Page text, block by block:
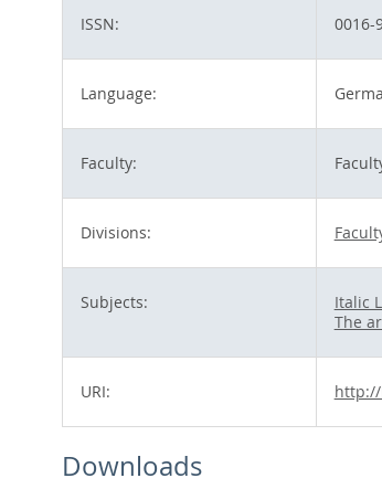
ISSN: 0016-
Language:
Faculty:
Divisions:
Subjects:
Italic
The
URI:
Downloads